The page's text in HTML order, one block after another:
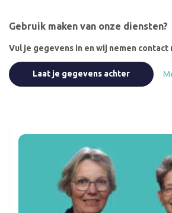
Gebruik maken van onze diensten?
Vul je gegevens in en wij nemen contact
Laat je gegevens achter